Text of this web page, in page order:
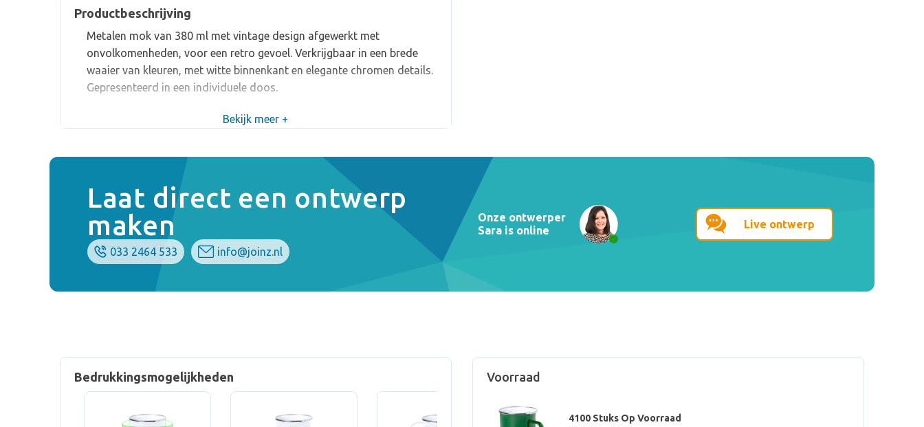
Productbeschrijving
Metalen mok van 380 ml met vintage design afgewerkt met
onvolkomenheden, voor een retro gevoel. Verkrijgbaar in een brede
waaier van kleuren, met witte binnenkant en elegante chromen details.
Gepresenteerd in een individuele doos.
Bekijk meer +
Laat direct een ontwerp
maken
033 2464 533 info@joinz.nl
Onze ontwerper
Sara is online
Live ontwerp
Bedrukkingsmogelijkheden Voorraad
4100 Stuks Op Voorraad